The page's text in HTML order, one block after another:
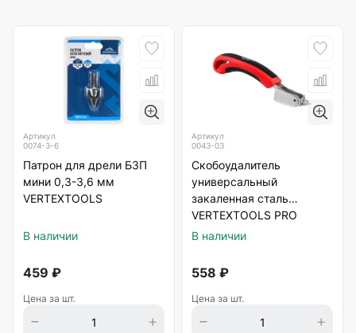
Артикул
0074-3-6
Патрон для дрели БЗП
мини 0,3-3,6 мм
VERTEXTOOLS
В наличии
459 ₽
Цена за шт.
Артикул
0043-03
Скобоудалитель
универсальный
закаленная сталь
VERTEXTOOLS PRO
В наличии
558 ₽
Цена за шт.